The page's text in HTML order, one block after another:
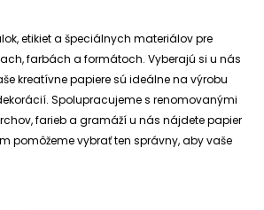
etikiet a špeciálnych materiálov pre
farbách a formátoch. Vyberajú si u nás
kreatívne papiere sú ideálne na výrobu
Spolupracujeme s renomovanými
farieb a gramáží u nás nájdete papier
pomôžeme vybrať ten správny, aby vaše